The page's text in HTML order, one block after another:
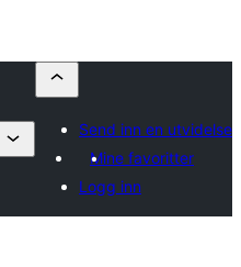
Send inn en utvidelse
Mine favoritter
Logg inn